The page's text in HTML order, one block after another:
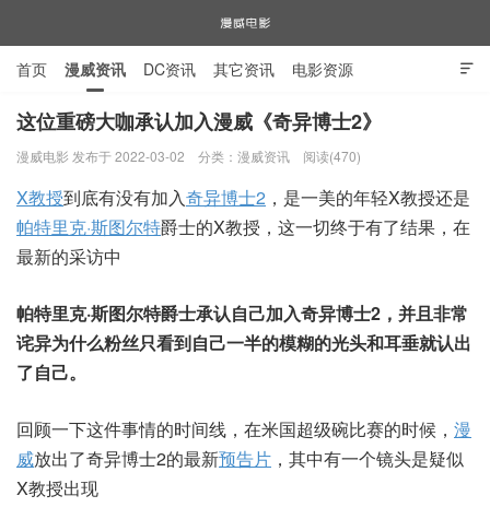

首页 漫威资讯 DC资讯 其它资讯 电影资源
电视剧资源 漫威图片
这位重磅大咖承认加入漫威《奇异博士2》
漫威电影 发布于 2022-03-02 分类： 漫威资讯 阅读(470)
X教授到底有没有加入奇异博士2 ，是一美的年轻X教授还是
帕特里克·斯图尔特爵士的X教授，这一切终于有了结果，在
最新的采访中
帕特里克·斯图尔特爵士承认自己加入奇异博士2，并且非常
诧异为什么粉丝只看到自己一半的模糊的光头和耳垂就认出
了自己。
回顾一下这件事情的时间线，在米国超级碗比赛的时候， 漫
威放出了奇异博士2的最新预告片 ，其中有一个镜头是疑似
X教授出现